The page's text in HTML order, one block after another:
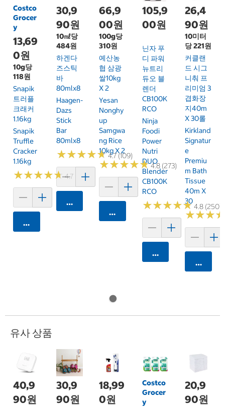
Costco
Grocer
y
13,69
0원
10g당
118원
Snapik
트러플
크래커
1.16kg
Snapik
Truffle
Cracker
1.16kg
★★★★★
★★★★★4.7 (159)
카트에 담기
30,9
90원
10㎖당
484원
하겐다
즈스틱
바
80mlx8
Haagen-
Dazs
Stick
Bar
80mlx8
★★★★★
★★★★★4.7 (109)
카트에 담기
66,9
00원
100g당
310원
예산농
협 삼광
쌀10kg
X 2
Yesan
Nonghy
Up
Samgwa
Ng Rice
10kg X 2
★★★★★
★★★★★4.8 (273)
카트에 담기
105,9
00원
닌자 푸
디 파워
뉴트리
듀오 블
렌더
CB100K
RCO
Ninja
Foodi
Power
Nutri
DUO
Blender
CB100K
RCO
★★★★★
★★★★★4.8 (250)
카트에 담기
26,4
90원
10미터
당 221원
커클랜
드 시그
니춰 프
리미엄 3
겹화장
지40m
X 30롤
Kirkland
Signatur
E
Premiu
M Bath
Tissue
40m X
30
★★★
★★★
카트에
유사 상품
40,9
90원
30,9
90원
18,99
0원
Costco
Grocer
y
20,9
90원